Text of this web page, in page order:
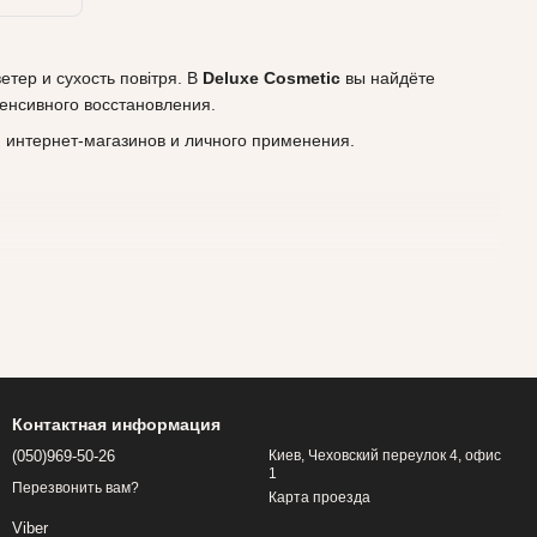
и сухость повітря. В Deluxe Cosmetic вы найдёте
восстановления.
магазинов и личного применения.
Контактная информация
(050)969-50-26
Перезвонить вам?
Viber
Киев, Чеховский переулок 4, офис
1
Карта проезда